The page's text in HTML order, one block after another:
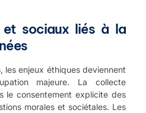
et sociaux liés à la
lesenjeux éthiquesdeviennent
majeure. La collecte
le consentement explicite des
morales et sociétales. Les